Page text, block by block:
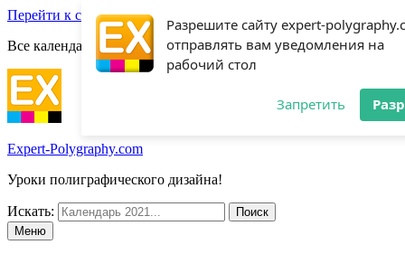
Разрешите сайту expert-
отправлять вам уведомления на
рабочий стол
Запретить
Перейти к содержимому
Все календари 2022: Посмотреть шаблоны!
Expert-Polygraphy.com
Уроки полиграфического дизайна!
Искать:
Меню